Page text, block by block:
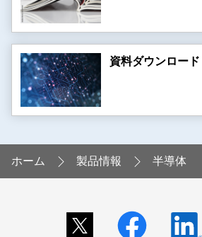
資料ダウンロード
ホーム 製品情報 半導体